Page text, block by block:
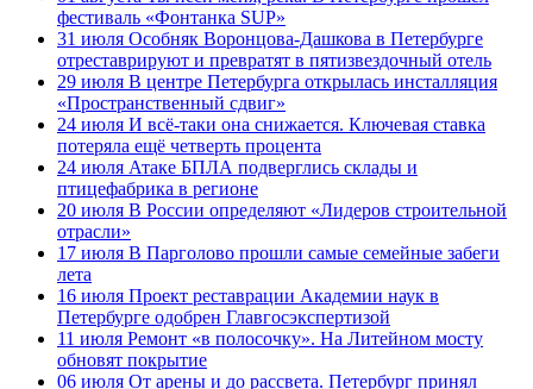
фестиваль «Фонтанка SUP»
31 июля Особняк Воронцова-Дашкова в Петербурге
отреставрируют и превратят в пятизвездочный отель
29 июля В центре Петербурга открылась инсталляция
«Пространственный сдвиг»
24 июля И всё-таки она снижается. Ключевая ставка
потеряла ещё четверть процента
24 июля Атаке БПЛА подверглись склады и
птицефабрика в регионе
20 июля В России определяют «Лидеров строительной
отрасли»
17 июля В Парголово прошли самые семейные забеги
лета
16 июля Проект реставрации Академии наук в
Петербурге одобрен Главгосэкспертизой
11 июля Ремонт «в полосочку». На Литейном мосту
обновят покрытие
06 июля От арены и до рассвета. Петербург принял